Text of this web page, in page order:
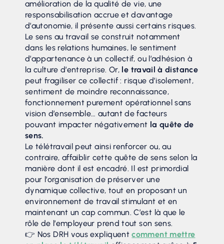
amélioration de la qualité de vie, une
responsabilisation accrue et davantage
d’autonomie, il présente aussi certains risques.
Le sens au travail se construit notamment
dans les relations humaines, le sentiment
d’appartenance à un collectif, ou l’adhésion à
la culture d’entreprise. Or, le travail à distance
peut fragiliser ce collectif : risque d’isolement,
sentiment de moindre reconnaissance,
fonctionnement purement opérationnel sans
vision d’ensemble… autant de facteurs
pouvant impacter négativement la quête de
sens.
Le télétravail peut ainsi renforcer ou, au
contraire, affaiblir cette quête de sens selon la
manière dont il est encadré. Il est primordial
pour l’organisation de préserver une
dynamique collective, tout en proposant un
environnement de travail stimulant et en
maintenant un cap commun. C’est là que le
rôle de l’employeur prend tout son sens.
👉 Nos DRH vous expliquentcomment mettre